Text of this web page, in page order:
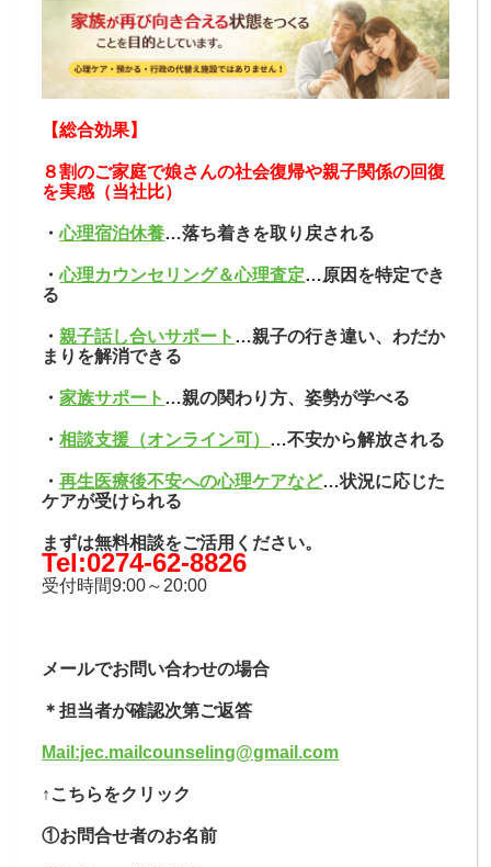
【総合効果】
８割のご家庭で娘さんの社会復帰や親子関係の回復
を実感（当社比）
・心理宿泊休養…落ち着きを取り戻される
・心理カウンセリング＆心理査定…原因を特定でき
る
・親子話し合いサポート …親子の行き違い、わだか
まりを解消できる
・家族サポート …親の関わり方、姿勢が学べる
・相談支援（オンライン可） …不安から解放される
・再生医療後不安への心理ケアなど…状況に応じた
ケアが受けられる
まずは無料相談をご活用ください。
Tel:0274-62-8826
受付時間9:00～20:00
メールでお問い合わせの場合
＊担当者が確認次第ご返答
Mail:jec.mailcounseling@gmail.com
↑こちらをクリック
①お問合せ者のお名前